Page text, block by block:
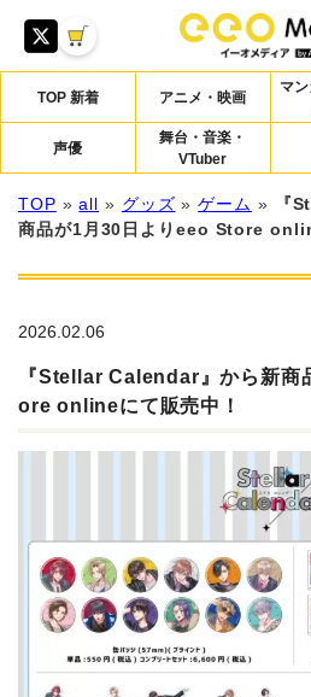
TOP 新着 アニメ・映画
マ
声優
舞台・音楽・
VTuber
TOP »all » グッズ »ゲーム »
『
商品が1月30日よりeeo Store
2026.02.06
『Stellar Calendar』から新商
ore onlineにて販売中！